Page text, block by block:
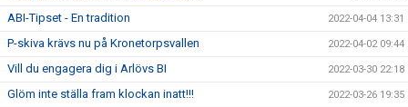
ABI-Tipset - En tradition 2022-04-04 13:31
P-skiva krävs nu på Kronetorpsvallen 2022-04-02 09:44
Vill du engagera dig i Arlövs BI 2022-03-30 22:18
Glöm inte ställa fram klockan inatt!!! 2022-03-26 19:35